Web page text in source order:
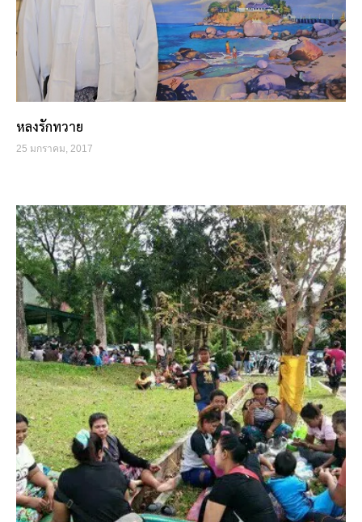
หลงรักทวาย
25 มกราคม, 2017